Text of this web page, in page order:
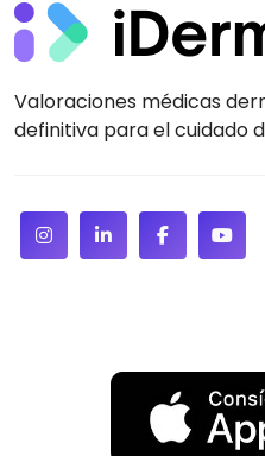
Valoraciones médicas
definitiva para el cuidado